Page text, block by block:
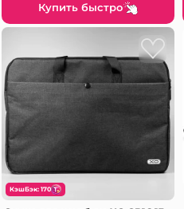
Купить быстро
КэшБэк: 170